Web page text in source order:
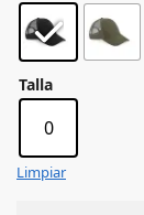
Talla
0
Limpiar